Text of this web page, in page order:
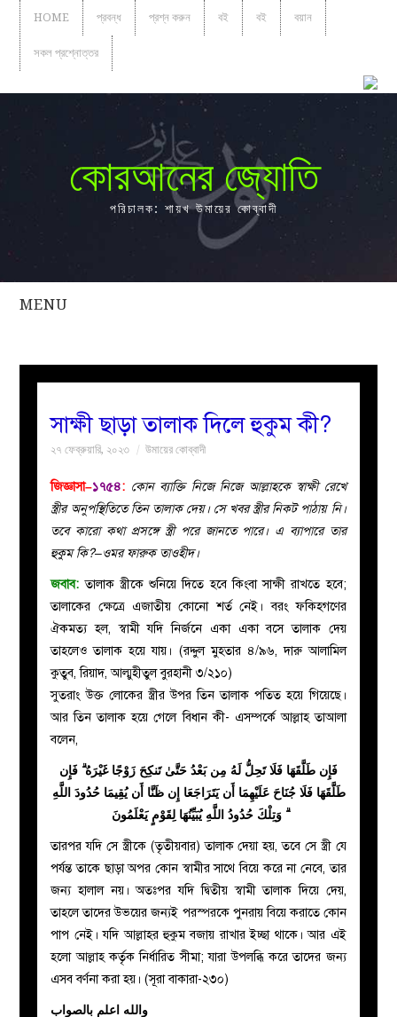
HOME প্রবন্ধ প্রশ্ন করুন বই বই বয়ান
সকল প্রশ্নোত্তর
কোরআনের জ্যোতি
পরিচালক: শায়খ উমায়ের কোব্বাদী
MENU
সকল
নারীদের
পাতা
ইসলাহী
মজলিস
করুন
সাক্ষী ছাড়া তালাক দিলে হুকুম কী?
২৭ ফেব্রুয়ারি, ২০২৩ উমায়ের কোব্বাদী
জিজ্ঞাসা–১৭৫৪: কোন ব্যাক্তি নিজে নিজে আল্লাহকে স্বাক্ষী রেখে
স্ত্রীর অনুপস্থিতিতে তিন তালাক দেয়। সে খবর স্ত্রীর নিকট পাঠায় নি।
তবে কারো কথা প্রসঙ্গে স্ত্রী পরে জানতে পারে। এ ব্যাপারে তার
হুকুম কি?–ওমর ফারুক তাওহীদ।
জবাব: তালাক স্ত্রীকে শুনিয়ে দিতে হবে কিংবা সাক্ষী রাখতে হবে;
তালাকের ক্ষেত্রে এজাতীয় কোনো শর্ত নেই। বরং ফকিহগণের
ঐকমত্য হল, স্বামী যদি নির্জনে একা একা বসে তালাক দেয়
তাহলেও তালাক হয়ে যায়। (রদ্দুল মুহতার ৪/৯৬, দারু আলামিল
কুতুব, রিয়াদ, আল্মুহীতুল বুরহানী ৩/২১০)
সুতরাং উক্ত লোকের স্ত্রীর উপর তিন তালাক পতিত হয়ে গিয়েছে।
আর তিন তালাক হয়ে গেলে বিধান কী- এসম্পর্কে আল্লাহ তাআলা
বলেন,
فَإِن طَلَّقَهَا فَلَا تَحِلُّ لَهُ مِن بَعْدُ حَتَّىٰ تَنكِحَ زَوْجًا غَيْرَهُ ۗ فَإِن
طَلَّقَهَا فَلَا جُنَاحَ عَلَيْهِمَا أَن يَتَرَاجَعَا إِن ظَنَّا أَن يُقِيمَا حُدُودَ اللَّهِ
ۗ وَتِلْكَ حُدُودُ اللَّهِ يُبَيِّنُهَا لِقَوْمٍ يَعْلَمُونَ
তারপর যদি সে স্ত্রীকে (তৃতীয়বার) তালাক দেয়া হয়, তবে সে স্ত্রী যে
পর্যন্ত তাকে ছাড়া অপর কোন স্বামীর সাথে বিয়ে করে না নেবে, তার
জন্য হালাল নয়। অতঃপর যদি দ্বিতীয় স্বামী তালাক দিয়ে দেয়,
তাহলে তাদের উভয়ের জন্যই পরস্পরকে পুনরায় বিয়ে করাতে কোন
পাপ নেই। যদি আল্লাহর হুকুম বজায় রাখার ইচ্ছা থাকে। আর এই
হলো আল্লাহ কর্তৃক নির্ধারিত সীমা; যারা উপলব্ধি করে তাদের জন্য
এসব বর্ণনা করা হয়। (সূরা বাকারা-২৩০)
والله اعلم بالصواب